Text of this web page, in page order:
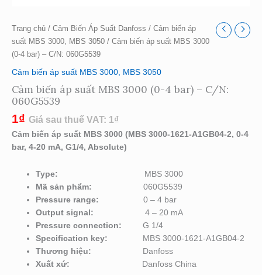
Trang chủ / Cảm Biến Áp Suất Danfoss / Cảm biến áp
suất MBS 3000, MBS 3050 / Cảm biến áp suất MBS 3000
(0-4 bar) – C/N: 060G5539
Cảm biến áp suất MBS 3000, MBS 3050
Cảm biến áp suất MBS 3000 (0-4 bar) – C/N:
060G5539
1₫ Giá sau thuế VAT: 1₫
Cảm biến áp suất MBS 3000 (MBS 3000-1621-A1GB04-2, 0-4
bar, 4-20 mA, G1/4, Absolute)
Type:
MBS 3000
Mã sản phẩm:060G5539
Pressure range:0 – 4 bar
Output signal :4 – 20 mA
Pressure connection:G 1/4
Specification key:
MBS 3000-1621-A1GB04-2
Thương hiệu:
Danfoss
Xuất xứ:
Danfoss China